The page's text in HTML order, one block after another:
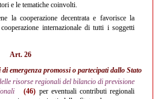
e le tematiche coinvolti.
la cooperazione decentrata e favorisce la
internazionale di tutti i soggetti
Art. 26
emergenza promossi o partecipati dallo Stato
risorse regionali del bilancio di previsione
(46) per eventuali contributi regionali